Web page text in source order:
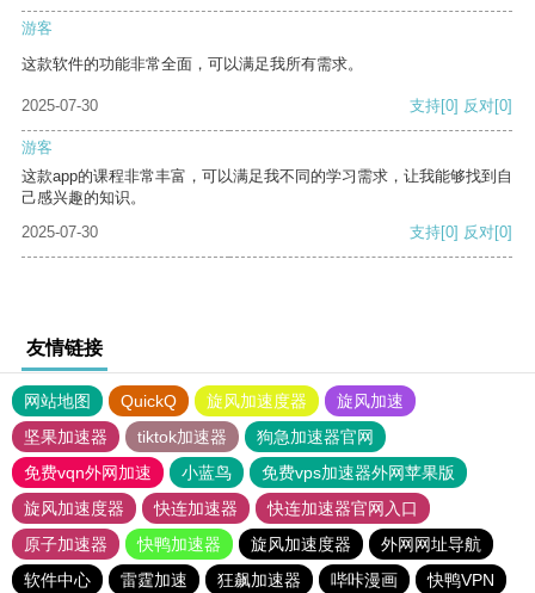
游客
这款软件的功能非常全面，可以满足我所有需求。
2025-07-30 支持[0] 反对[0]
游客
这款app的课程非常丰富，可以满足我不同的学习需求，让我能够找到自
己感兴趣的知识。
2025-07-30
支持[0] 反对[0]
友情链接
网站地图 QuickQ 旋风加速度器
旋风加速
坚果加速器
tiktok加速器
狗急加速器官网
免费vqn外网加速
小蓝鸟
免费vps加速器外网苹果版
旋风加速度器
快连加速器
快连加速器官网入口
原子加速器
快鸭加速器 旋风加速度器
外网网址导航
软件中心
雷霆加速 狂飙加速器 哔咔漫画
快鸭VPN